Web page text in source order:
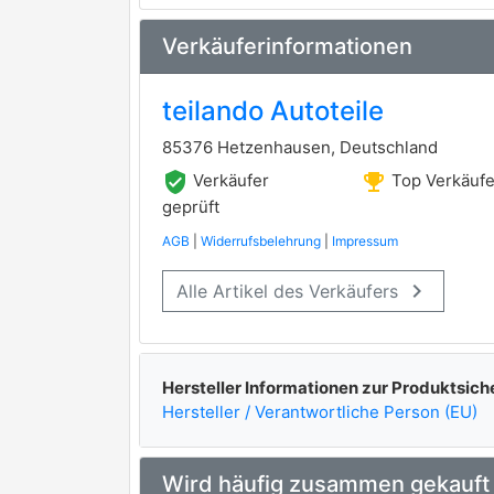
TRW premium Marke
ATE premium Marke
MAPCO
FERODO
TRISCAN premium Marke
TEXTAR premium Marke
ASIMCO
BARUM
BENDIX
Verkäuferinformationen
teilando Autoteile
85376 Hetzenhausen, Deutschland
verified_user Verkäufer
geprüft
emoji_events Top
AGB Widerrufsbelehrung Impressum
Alle Artikel des Verkäufers keyboard_arrow_right
Hersteller Informationen zur
Hersteller / Verantwortliche Person (EU)
Wird häufig zusammen gekauft